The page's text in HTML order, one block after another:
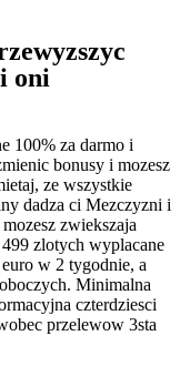
oni
100% za darmo i
bonusy i mozesz
ze wszystkie
dadza ci Mezczyzni i
zwiekszaja
zlotych wyplacane
w 2 tygodnie, a
Minimalna
czterdziesci
przelewow 3sta